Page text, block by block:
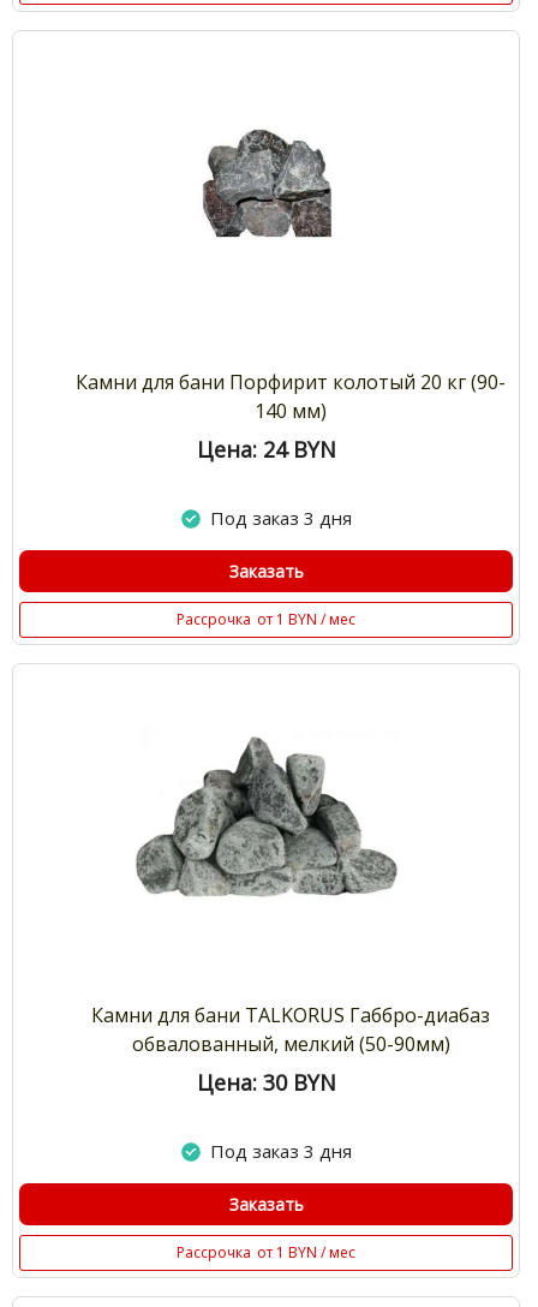
Камни для бани Порфирит колотый 20 кг (90-
140 мм)
Цена: 24 BYN
Под заказ 3 дня
Заказать
Рассрочка от 1 BYN / мес
Камни для бани TALKORUS Габбро-диабаз
обвалованный, мелкий (50-90мм)
Цена: 30 BYN
Под заказ 3 дня
Заказать
Рассрочка от 1 BYN / мес